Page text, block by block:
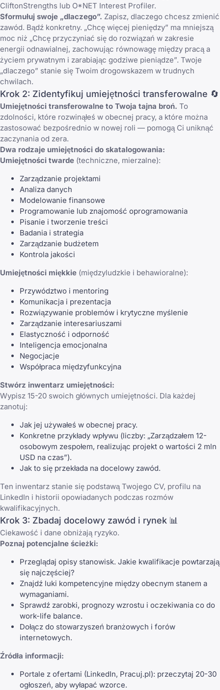
CliftonStrengths lub O*NET Interest Profiler.
Sformułuj swoje „dlaczego”. Zapisz, dlaczego chcesz zmienić
zawód. Bądź konkretny. „Chcę więcej pieniędzy” ma mniejszą
moc niż „Chcę przyczyniać się do rozwiązań w zakresie
energii odnawialnej, zachowując równowagę między pracą a
życiem prywatnym i zarabiając godziwe pieniądze”. Twoje
„dlaczego” stanie się Twoim drogowskazem w trudnych
chwilach.
Krok 2: Zidentyfikuj umiejętności transferowalne 🔄
Umiejętności transferowalne to Twoja tajna broń. To
zdolności, które rozwinąłeś w obecnej pracy, a które można
zastosować bezpośrednio w nowej roli — pomogą Ci uniknąć
zaczynania od zera.
Dwa rodzaje umiejętności do skatalogowania:
Umiejętności twarde (techniczne, mierzalne):
Zarządzanie projektami
Analiza danych
Modelowanie finansowe
Programowanie lub znajomość oprogramowania
Pisanie i tworzenie treści
Badania i strategia
Zarządzanie budżetem
Kontrola jakości
Umiejętności miękkie (międzyludzkie i behawioralne):
Przywództwo i mentoring
Komunikacja i prezentacja
Rozwiązywanie problemów i krytyczne myślenie
Zarządzanie interesariuszami
Elastyczność i odporność
Inteligencja emocjonalna
Negocjacje
Współpraca międzyfunkcyjna
Stwórz inwentarz umiejętności:
Wypisz 15-20 swoich głównych umiejętności. Dla każdej
zanotuj:
Jak jej używałeś w obecnej pracy.
Konkretne przykłady wpływu (liczby: „Zarządzałem 12-
osobowym zespołem, realizując projekt o wartości 2 mln
USD na czas”).
Jak to się przekłada na docelowy zawód.
Ten inwentarz stanie się podstawą Twojego CV, profilu na
LinkedIn i historii opowiadanych podczas rozmów
kwalifikacyjnych.
Krok 3: Zbadaj docelowy zawód i rynek 📊
Ciekawość i dane obniżają ryzyko.
Poznaj potencjalne ścieżki:
Przeglądaj opisy stanowisk. Jakie kwalifikacje powtarzają
się najczęściej?
Znajdź luki kompetencyjne między obecnym stanem a
wymaganiami.
Sprawdź zarobki, prognozy wzrostu i oczekiwania co do
work-life balance.
Dołącz do stowarzyszeń branżowych i forów
internetowych.
Źródła informacji:
Portale z ofertami (LinkedIn, Pracuj.pl): przeczytaj 20-30
ogłoszeń, aby wyłapać wzorce.